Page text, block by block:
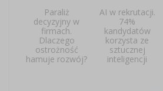
Paraliż
decyzyjny w
firmach.
Dlaczego
ostrożność
hamuje rozwój?
AI w rekrutacji.
74%
kandydatów
korzysta ze
sztucznej
inteligencji